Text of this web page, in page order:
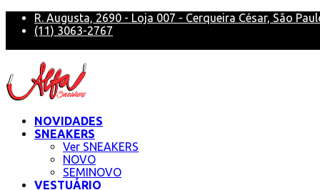
R. Augusta, 2690 - Loja 007 - Cerqueira César, São
(11) 3063-2767
NOVIDADES
SNEAKERS
Ver SNEAKERS
NOVO
SEMINOVO
VESTUÁRIO